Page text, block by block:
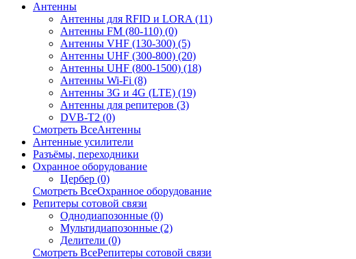
Антенны
Антенны для RFID и LORA (11)
Антенны FM (80-110) (0)
Антенны VHF (130-300) (5)
Антенны UHF (300-800) (20)
Антенны UHF (800-1500) (18)
Антенны Wi-Fi (8)
Антенны 3G и 4G (LTE) (19)
Антенны для репитеров (3)
DVB-T2 (0)
Смотреть ВсеАнтенны
Антенные усилители
Разъёмы, переходники
Охранное оборудование
Цербер (0)
Смотреть ВсеОхранное оборудование
Репитеры сотовой связи
Однодиапозонные (0)
Мультидиапозонные (2)
Делители (0)
Смотреть ВсеРепитеры сотовой связи